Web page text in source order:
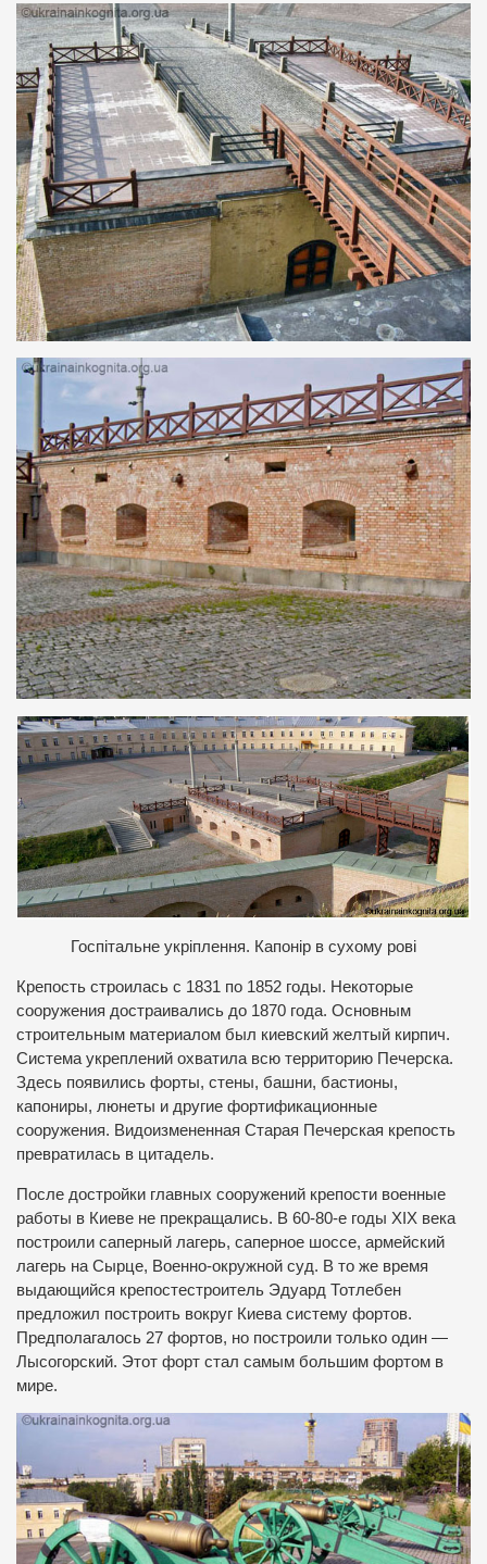
Госпітальне укріплення. Капонір в сухому рові
Крепость строилась с 1831 по 1852 годы. Некоторые
сооружения достраивались до 1870 года. Основным
строительным материалом был киевский желтый кирпич.
Система укреплений охватила всю территорию Печерска.
Здесь появились форты, стены, башни, бастионы,
капониры, люнеты и другие фортификационные
сооружения. Видоизмененная Старая Печерская крепость
превратилась в цитадель.
После достройки главных сооружений крепости военные
работы в Киеве не прекращались. В 60-80-е годы XIX века
построили саперный лагерь, саперное шоссе, армейский
лагерь на Сырце, Военно-окружной суд. В то же время
выдающийся крепостестроитель Эдуард Тотлебен
предложил построить вокруг Киева систему фортов.
Предполагалось 27 фортов, но построили только один —
Лысогорский. Этот форт стал самым большим фортом в
мире.